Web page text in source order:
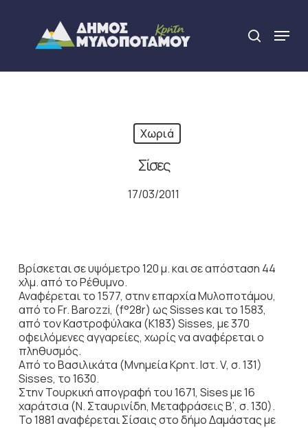
content
search
Menu
Χωριά
Σίσες
17/03/2011
Βρίσκεται σε υψόμετρο 120 μ. και σε απόσταση 44
χλμ. από το Ρέθυμνο.
Αναφέρεται το 1577, στην επαρχία Μυλοποτάμου,
από το Fr. Barozzi, (f°28r) ως Sisses και το 1583,
από τον Καστροφύλακα (K183) Sisses, με 370
οφειλόμενες αγγαρείες, χωρίς να αναφέρεται ο
πληθυσμός.
Από το Βασιλικάτα (Μνημεία Κρητ. Ιστ. V, σ. 131)
Sisses, το 1630.
Στην Τουρκική απογραφή του 1671, Sises με 16
χαράτσια (Ν. Σταυρινίδη, Μεταφράσεις B’, σ. 130).
To 1881 αναφέρεται Σίσαις στο δήμο Δαμάστας με
Close